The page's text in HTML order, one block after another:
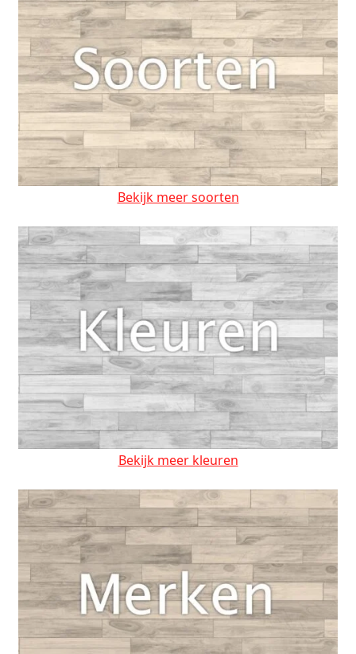
Bekijk meer soorten
Bekijk meer kleuren